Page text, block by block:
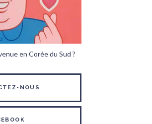
en Corée du Sud ?
NOUS